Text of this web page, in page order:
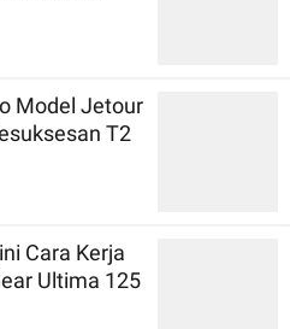
Model Jetour
T2
Cara Kerja
Ultima 125